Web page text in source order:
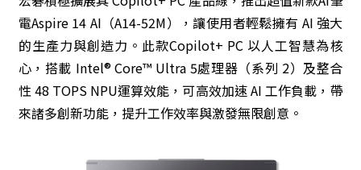
電Aspire 14 AI（A14-52M），讓使用者輕鬆擁有 AI 強大
的生產力與創造力。此款Copilot+ PC 以人工智慧為核
心，搭載 Intel® Core™ Ultra 5處理器（系列 2）及整合
性 48 TOPS NPU運算效能，可高效加速 AI 工作負載，帶
來諸多創新功能，提升工作效率與激發無限創意。